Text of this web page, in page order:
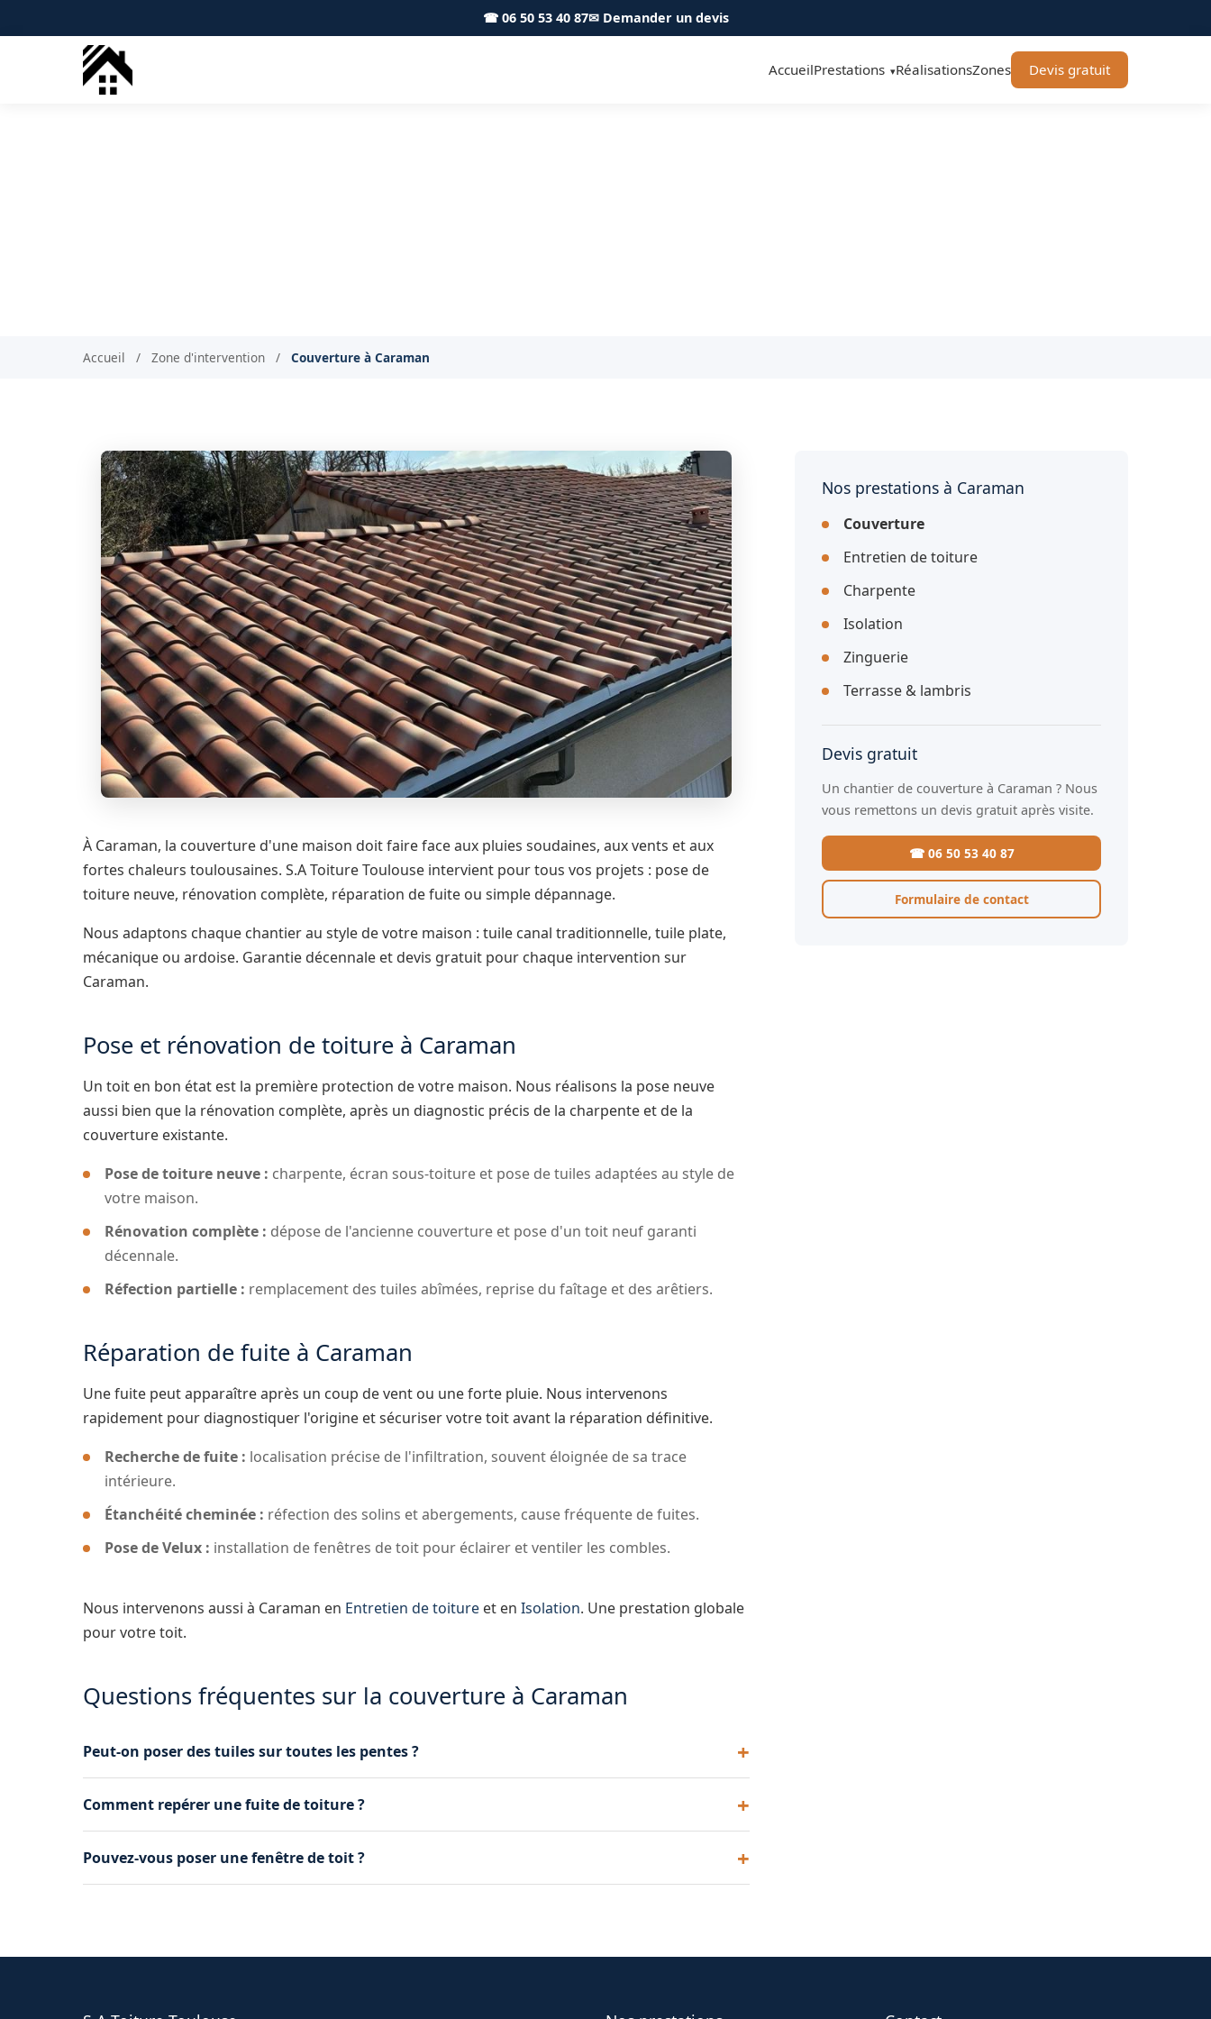
☎ 06 50 53 40 87✉ Demander un devis
AccueilPrestations ▾RéalisationsZones Devis gratuit
Accueil / Zone d'intervention / Couverture à Caraman
À Caraman, la couverture d'une maison doit faire face aux pluies soudaines, aux vents et aux
fortes chaleurs toulousaines. S.A Toiture Toulouse intervient pour tous vos projets : pose de
toiture neuve, rénovation complète, réparation de fuite ou simple dépannage.
Nous adaptons chaque chantier au style de votre maison : tuile canal traditionnelle, tuile plate,
mécanique ou ardoise. Garantie décennale et devis gratuit pour chaque intervention sur
Caraman.
Pose et rénovation de toiture à Caraman
Un toit en bon état est la première protection de votre maison. Nous réalisons la pose neuve
aussi bien que la rénovation complète, après un diagnostic précis de la charpente et de la
couverture existante.
Pose de toiture neuve : charpente, écran sous-toiture et pose de tuiles adaptées au style de
votre maison.
Rénovation complète : dépose de l'ancienne couverture et pose d'un toit neuf garanti
décennale.
Réfection partielle : remplacement des tuiles abîmées, reprise du faîtage et des arêtiers.
Réparation de fuite à Caraman
Une fuite peut apparaître après un coup de vent ou une forte pluie. Nous intervenons
rapidement pour diagnostiquer l'origine et sécuriser votre toit avant la réparation définitive.
Recherche de fuite : localisation précise de l'infiltration, souvent éloignée de sa trace
intérieure.
Étanchéité cheminée : réfection des solins et abergements, cause fréquente de fuites.
Pose de Velux : installation de fenêtres de toit pour éclairer et ventiler les combles.
Nous intervenons aussi à Caraman en Entretien de toiture et en Isolation. Une prestation globale
pour votre toit.
Questions fréquentes sur la couverture à Caraman
Peut-on poser des tuiles sur toutes les pentes ?
toit.
Comment repérer une fuite de toiture ?
qu'il faut vérifier.
Pouvez-vous poser une fenêtre de toit ?
Nos prestations à Caraman
Couverture
Entretien de toiture
Charpente
Isolation
Zinguerie
Terrasse & lambris
Devis gratuit
Un chantier de couverture à Caraman ? Nous
vous remettons un devis gratuit après visite.
☎ 06 50 53 40 87
Formulaire de contact